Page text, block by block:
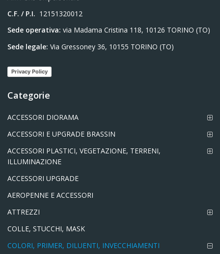
C.F. / P.I. 12151320012
Sede operativa: via Madama Cristina 118, 10126 TORINO (TO)
Sede legale: Via Gressoney 36, 10155 TORINO (TO)
Privacy Policy
Categorie
ACCESSORI DIORAMA
ACCESSORI E UPGRADE BRASSIN
ACCESSORI PLASTICI, VEGETAZIONE, TERRENI,
ILLUMINAZIONE
ACCESSORI UPGRADE
AEROPENNE E ACCESSORI
ATTREZZI
COLLE, STUCCHI, MASK
COLORI, PRIMER, DILUENTI, INVECCHIAMENTI